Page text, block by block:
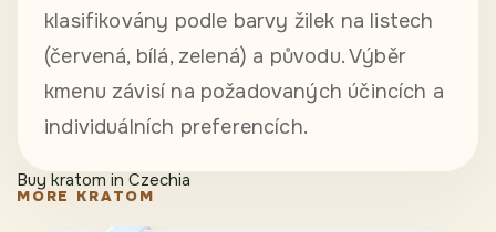
klasifikovány podle barvy žilek na listech
(červená, bílá, zelená) a původu. Výběr
kmenu závisí na požadovaných účincích a
individuálních preferencích.
Buy kratom in Czechia
MORE KRATOM